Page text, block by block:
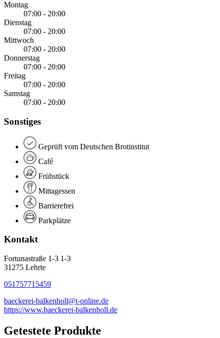
Montag
07:00 - 20:00
Dienstag
07:00 - 20:00
Mittwoch
07:00 - 20:00
Donnerstag
07:00 - 20:00
Freitag
07:00 - 20:00
Samstag
07:00 - 20:00
Sonstiges
Geprüft vom Deutschen Brotinstitut
Café
Frühstück
Mittagessen
Barrierefrei
Parkplätze
Kontakt
Fortunastraße 1-3 1-3
31275 Lehrte
051757715459
baeckerei-balkenholl@t-online.de
https://www.baeckerei-balkenholl.de
Getestete Produkte